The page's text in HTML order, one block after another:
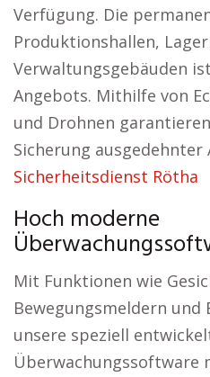
Verfügung. Die
Produktionshallen,
Verwaltungsgebäuden
Angebots. Mithilfe von
und Drohnen
Sicherung ausgedehnter
Sicherheitsdienst Rötha
Hoch moderne
Mit Funktionen wie
Bewegungsmeldern
unsere speziell
Überwachungssoftware